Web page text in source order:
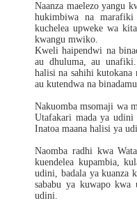
Naanza maelezo yangu
hukimbiwa na
kuchelea upweke wa
kwangu mwiko.
Kweli haipendwi na
au dhuluma, au
halisi na sahihi kutokana
au kutendwa na
Nakuomba msomaji wa
Utafakari mada ya
Inatoa maana halisi ya
Naomba radhi kwa
kuendelea kupambia,
udini, badala ya kuanza
sababu ya kuwapo
udini.